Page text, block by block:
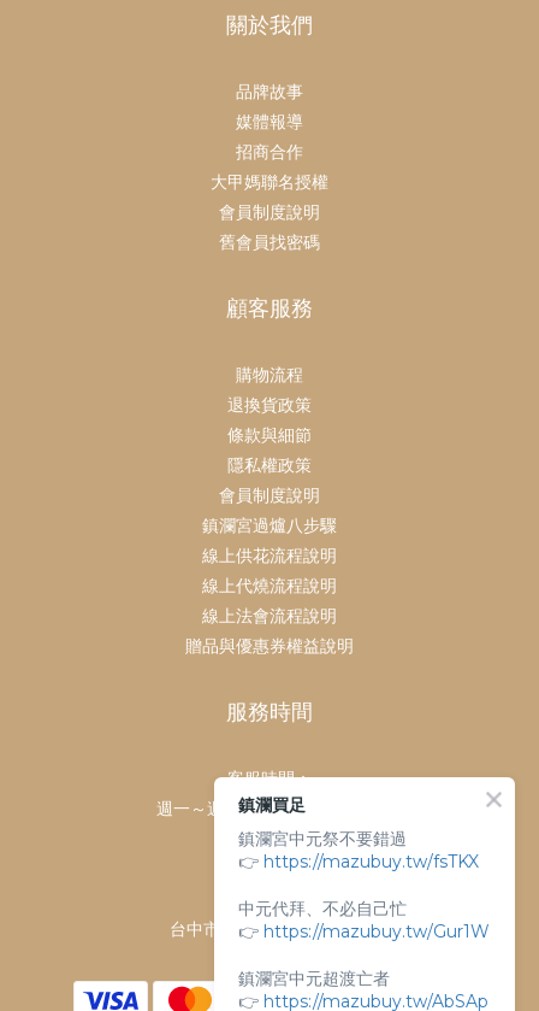
關於我們
品牌故事
媒體報導
招商合作
大甲媽聯名授權
會員制度說明
舊會員找密碼
顧客服務
購物流程
退換貨政策
條款與細節
隱私權政策
會員制度說明
鎮瀾宮過爐八步驟
線上供花流程說明
線上代燒流程說明
線上法會流程說明
贈品與優惠券權益說明
服務時間
客服時間：
週一～週日 上午9點～下午6點
客服電話：
04-26763688
門市地址：
台中市大甲區順天路238號
鎮瀾買足
鎮瀾宮中元祭不要錯過
👉 https://mazubuy.tw/fsTKX
中元代拜、不必自己忙
👉 https://mazubuy.tw/Gur1W
鎮瀾宮中元超渡亡者
👉 https://mazubuy.tw/AbSAp